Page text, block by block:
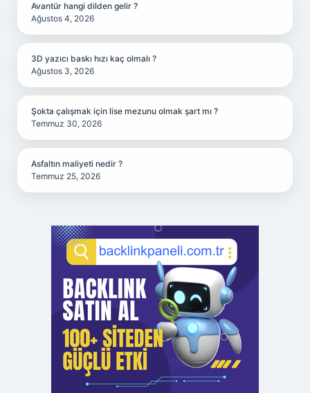
Avantür hangi dilden gelir ?
Ağustos 4, 2026
3D yazıcı baskı hızı kaç olmalı ?
Ağustos 3, 2026
Şokta çalışmak için lise mezunu olmak şart mı ?
Temmuz 30, 2026
Asfaltın maliyeti nedir ?
Temmuz 25, 2026